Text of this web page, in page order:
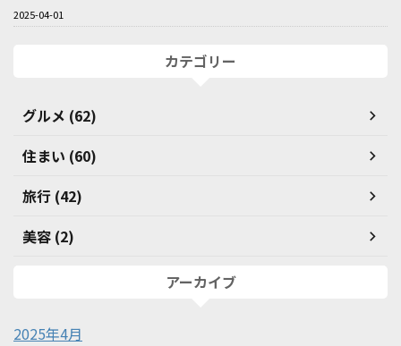
2025-04-01
カテゴリー
グルメ (62)
住まい (60)
旅行 (42)
美容 (2)
アーカイブ
2025年4月